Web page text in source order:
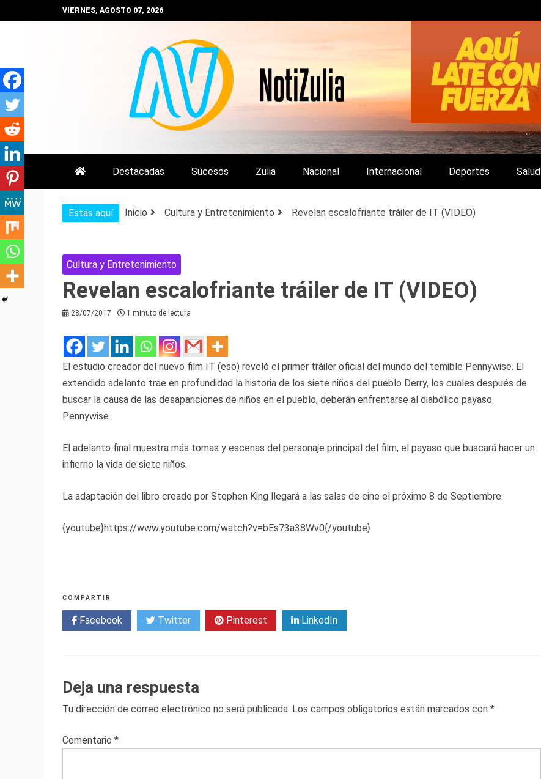
al
VIERNES, AGOSTO 07, 2026
NOTIZULIA
NOTICIAS DEL ZULIA, VENEZUELA Y DE INTERÉS GENERAL.
Destacadas Sucesos Zulia Nacional Internacional Deportes Salud
Estás aquí Inicio Cultura y Entretenimiento Revelan escalofriante tráiler de IT (VIDEO)
Cultura y Entretenimiento
Revelan escalofriante tráiler de IT (VIDEO)
28/07/2017 1 minuto de lectura
El estudio creador del nuevo film IT (eso) reveló el primer tráiler oficial del mundo del temible Pennywise. El
extendido adelanto trae en profundidad la historia de los siete niños del pueblo Derry, los cuales después de
buscar la causa de las desapariciones de niños en el pueblo, deberán enfrentarse al diabólico payaso
Pennywise.
El adelanto final muestra más tomas y escenas del personaje principal del film, el payaso que buscará hacer un
infierno la vida de siete niños.
La adaptación del libro creado por Stephen King llegará a las salas de cine el próximo 8 de Septiembre.
{youtube}https://www.youtube.com/watch?v=bEs73a38Wv0{/youtube}
COMPARTIR
Facebook Twitter Pinterest LinkedIn
Deja una respuesta
Tu dirección de correo electrónico no será publicada. Los campos obligatorios están marcados con *
Comentario *